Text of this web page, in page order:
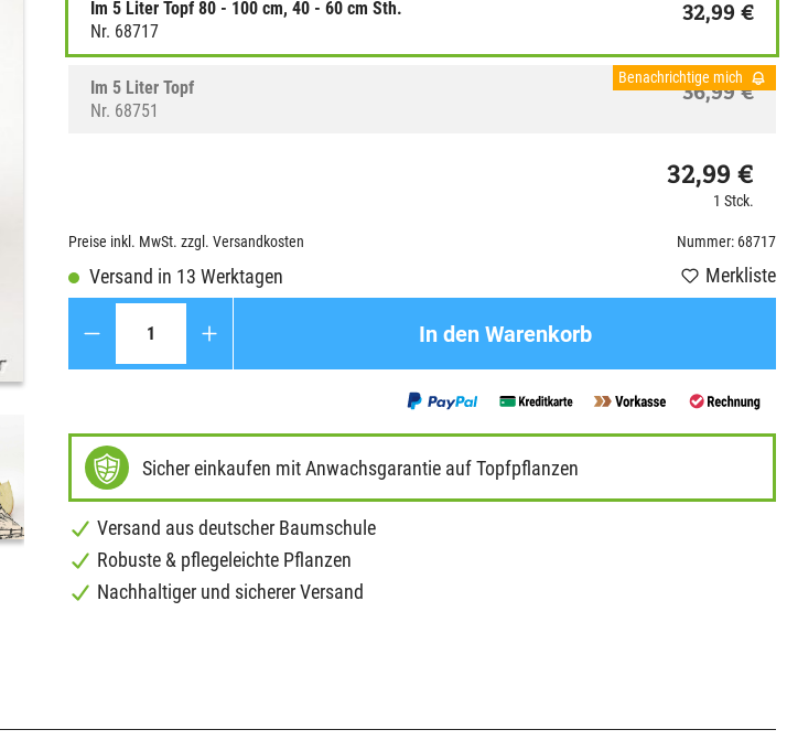
Im 5 Liter Topf 80 - 100 cm, 40 - 60 cm Sth.
Nr. 68717
32,99 €
Benachrichtige mich
Im 5 Liter Topf
Nr. 68751
36,99 €
32,99 €
1 Stck.
Preise inkl. MwSt. zzgl. Versandkosten Nummer: 68717
Versand in 13 Werktagen
Merkliste
In den Warenkorb
Sicher einkaufen mit Anwachsgarantie auf Topfpflanzen
Versand aus deutscher Baumschule
Robuste & pflegeleichte Pflanzen
Nachhaltiger und sicherer Versand